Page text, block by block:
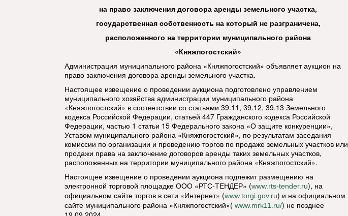
на право заключения договора аренды земельного участка,
государственная собственность на который не разграничена,
расположенного на территории муниципального района
«Княжпогостский»
Администрация муниципального района «Княжпогостский» объявляет аукцион на
право заключения договора аренды земельного участка.
Настоящее извещение о проведении аукциона подготовлено управлением
муниципального хозяйства администрации муниципального района
«Княжпогостский» в соответствии со статьями 39.11, 39.12, 39.13 Земельного
кодекса Российской Федерации, статьей 447 Гражданского кодекса Российской
Федерации, частью 1 статьи 15 Федерального закона «О защите конкуренции»,
Уставом муниципального района «Княжпогостский», по результатам заседания
комиссии по организации и проведению торгов по продаже земельных участков или
продажи права на заключение договоров аренды таких земельных участков,
расположенных на территории муниципального района «Княжпогостский».
Настоящее извещение о проведении аукциона подлежит размещению на
электронной торговой площадке ООО «РТС-ТЕНДЕР» (www.rts-tender.ru), на
официальном сайте торгов в сети «Интернет» (www.torgi.gov.ru) и на официальном
сайте муниципального района «Княжпогостский»( www.mrk11.ru/) не позднее